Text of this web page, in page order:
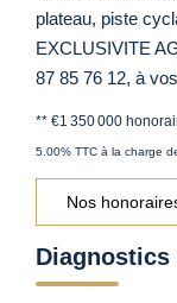
plateau, piste
EXCLUSIVITE
87 85 76 12, à
** €1 350 000
5.00% TTC à la charge
Nos
Diagnostics